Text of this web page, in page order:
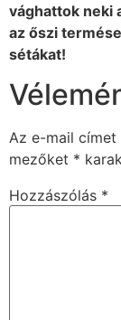
vághattok neki
az őszi
sétákat!
Az e-mail címet
mezőket *
Hozzászólás *